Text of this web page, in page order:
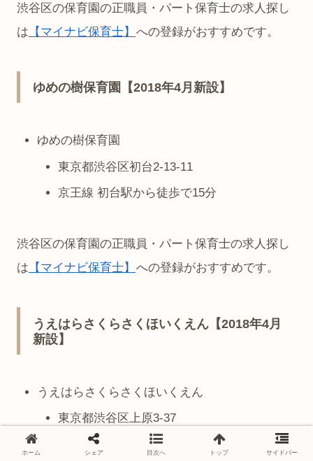
渋谷区の保育園の正職員・パート保育士の求人探し
は 【マイナビ保育士】 への登録がおすすめです。
ゆめの樹保育園【2018年4月新設】
ゆめの樹保育園
東京都渋谷区初台2-13-11
京王線 初台駅から徒歩で15分
渋谷区の保育園の正職員・パート保育士の求人探し
は 【マイナビ保育士】 への登録がおすすめです。
うえはらさくらさくほいくえん【2018年4月
新設】
うえはらさくらさくほいくえん
東京都渋谷区上原3-37
保育定員78名
ホーム シェア 目次へ トップ サイドバー